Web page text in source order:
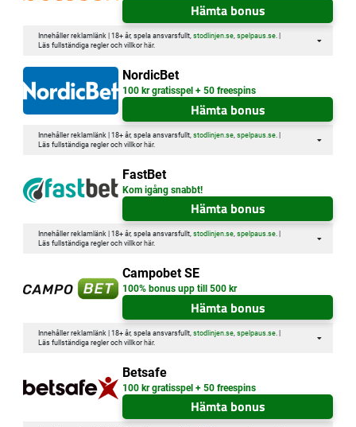
Hämta bonus
Innehåller reklamlänk | 18+ år, spela ansvarsfullt, stodlinjen.se, spelpaus.se. |
Läs fullständiga regler och villkor här.
NordicBet
100 kr gratisspel + 50 freespins
Hämta bonus
Innehåller reklamlänk | 18+ år, spela ansvarsfullt, stodlinjen.se, spelpaus.se. |
Läs fullständiga regler och villkor här.
FastBet
Kom igång snabbt!
Hämta bonus
Innehåller reklamlänk | 18+ år, spela ansvarsfullt, stodlinjen.se, spelpaus.se. |
Läs fullständiga regler och villkor här.
Campobet SE
100% bonus upp till 500 kr
Hämta bonus
Innehåller reklamlänk | 18+ år, spela ansvarsfullt, stodlinjen.se, spelpaus.se. |
Läs fullständiga regler och villkor här.
Betsafe
100 kr gratisspel + 50 freespins
Hämta bonus